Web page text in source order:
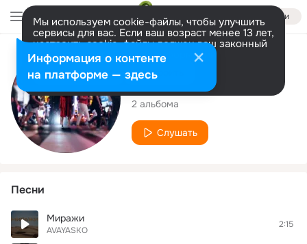
Войти
Мы используем cookie-файлы, чтобы улучшить
сервисы для вас. Если ваш возраст менее 13 лет,
настроить cookie-файлы должен ваш законный
представитель. Больше информации
Разрешить все Настроить
Исполнитель
AVAYASKO
2 альбома
Слушать
Песни
Миражи
AVAYASKO
2:15
Информация о контенте
на платформе — здесь